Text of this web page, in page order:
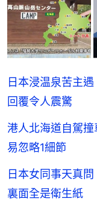
日本浸温泉苦主
回覆令人震驚
港人北海道自駕
易忽略1細節
日本女同事天真
裏面全是衛生紙